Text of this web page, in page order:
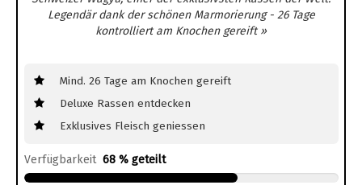
Legendär dank der schönen Marmorierung - 26 Tage
kontrolliert am Knochen gereift »
Mind. 26 Tage am Knochen gereift
Deluxe Rassen entdecken
Exklusives Fleisch geniessen
Verfügbarkeit 68 % geteilt